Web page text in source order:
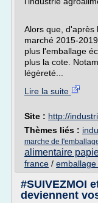
Alors que, d'après
marché 2015-
plus l'emballage
plus la cote.
légèreté...
Lire la suite
Site : http://
Thèmes liés :
marche de
alimentaire
france /
#SUIVEZMOI
deviennent